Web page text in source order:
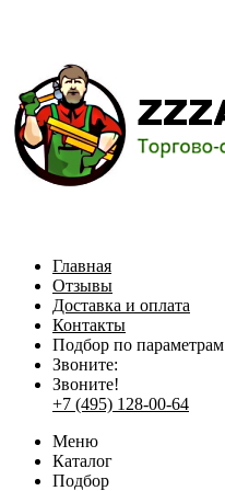
Главная
Отзывы
Доставка и оплата
Контакты
Подбор по параметрам
Звоните:
Звоните!
+7 (495) 128-00-64
Меню
Каталог
Подбор